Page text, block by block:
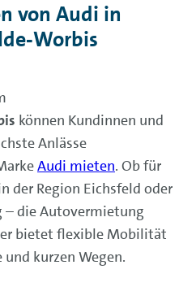
von Audi in
können Kundinnen und
Anlässe
Audi mieten. Ob für
der Region Eichsfeld oder
– die Autovermietung
bietet flexible Mobilität
kurzen Wegen.